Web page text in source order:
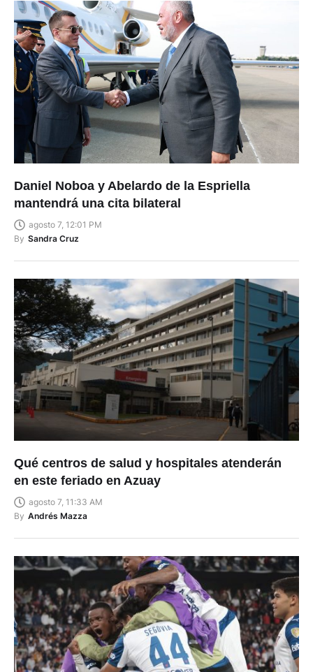
Daniel Noboa y Abelardo de la Espriella
mantendrá una cita bilateral
agosto 7, 12:01 PM
By Sandra Cruz
Qué centros de salud y hospitales atenderán
en este feriado en Azuay
agosto 7, 11:33 AM
By Andrés Mazza